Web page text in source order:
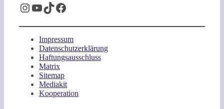
Instagram
YouTube
TikTok
Facebook
Impressum
Datenschutzerklärung
Haftungsausschluss
Matrix
Sitemap
Mediakit
Kooperation